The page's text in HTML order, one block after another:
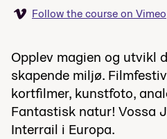
Follow the course on Vimeo
Opplev magien og utvikl
skapende miljø.
kortfilmer, kunstfoto,
Fantastisk natur! Vossa
Interrail i Europa.